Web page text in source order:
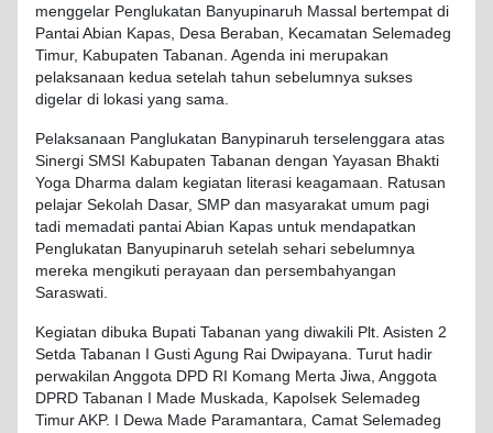
menggelar Penglukatan Banyupinaruh Massal bertempat di
Pantai Abian Kapas, Desa Beraban, Kecamatan Selemadeg
Timur, Kabupaten Tabanan. Agenda ini merupakan
pelaksanaan kedua setelah tahun sebelumnya sukses
digelar di lokasi yang sama.
Pelaksanaan Panglukatan Banypinaruh terselenggara atas
Sinergi SMSI Kabupaten Tabanan dengan Yayasan Bhakti
Yoga Dharma dalam kegiatan literasi keagamaan. Ratusan
pelajar Sekolah Dasar, SMP dan masyarakat umum pagi
tadi memadati pantai Abian Kapas untuk mendapatkan
Penglukatan Banyupinaruh setelah sehari sebelumnya
mereka mengikuti perayaan dan persembahyangan
Saraswati.
Kegiatan dibuka Bupati Tabanan yang diwakili Plt. Asisten 2
Setda Tabanan I Gusti Agung Rai Dwipayana. Turut hadir
perwakilan Anggota DPD RI Komang Merta Jiwa, Anggota
DPRD Tabanan I Made Muskada, Kapolsek Selemadeg
Timur AKP. I Dewa Made Paramantara, Camat Selemadeg